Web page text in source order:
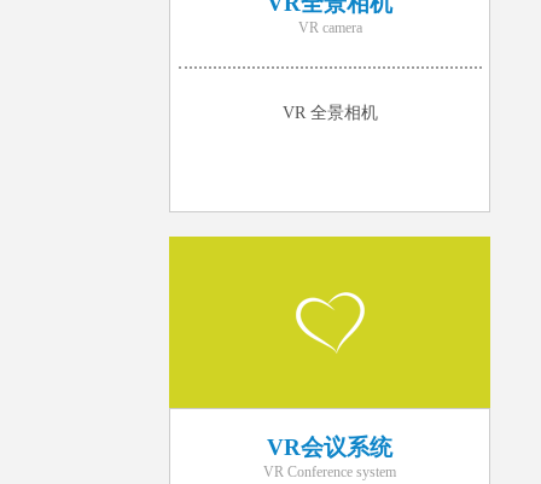
VR camera
VR 全景相机
VR会议系统
VR Conference system